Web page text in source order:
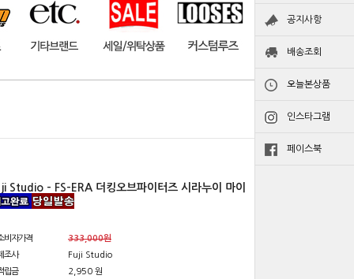
공지사항
배송조회
오늘본상품
인스타그램
페이스북
Studio - FS-ERA 더킹오브파이터즈 시라누이 마이
비자가격
333,000원
조사
Fuji Studio
립금
2,950 원